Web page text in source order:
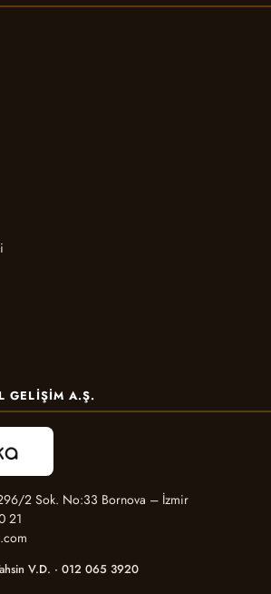
GELIŞIM A.Ş.
2 Sok. No:33 Bornova – İzmir
21
V.D. · 012 065 3920